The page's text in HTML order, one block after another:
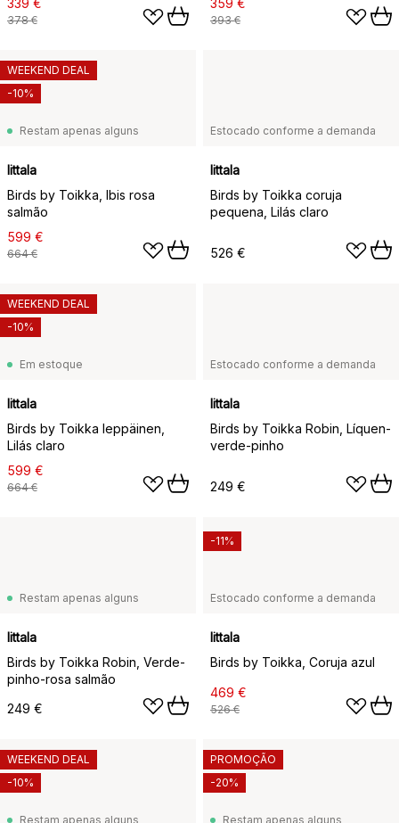
339 €
378 €
359 €
393 €
Restam apenas alguns
Iittala
Birds by Toikka, Ibis rosa
salmão
599 €
664 €
WEEKEND DEAL
-10%
Estocado conforme a demanda
Iittala
Birds by Toikka coruja
pequena, Lilás claro
526 €
Em estoque
Iittala
Birds by Toikka leppäinen,
Lilás claro
599 €
664 €
WEEKEND DEAL
-10%
Estocado conforme a demanda
Iittala
Birds by Toikka Robin, Líquen-
verde-pinho
249 €
Restam apenas alguns
Iittala
Birds by Toikka Robin, Verde-
pinho-rosa salmão
249 €
Estocado conforme a demanda
Iittala
Birds by Toikka, Coruja azul
469 €
526 €
-11%
Restam apenas alguns
WEEKEND DEAL
-10%
Restam apenas alguns
PROMOÇÃO
-20%